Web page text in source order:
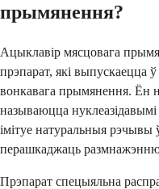
прымянення?
Ацыклавір мясцовага
прэпарат, які выпускаецца
вонкавага прымянення. Ён
называюцца
імітуе натуральныя рэчывы
перашкаджаць размнажэнню
Прэпарат спецыяльна